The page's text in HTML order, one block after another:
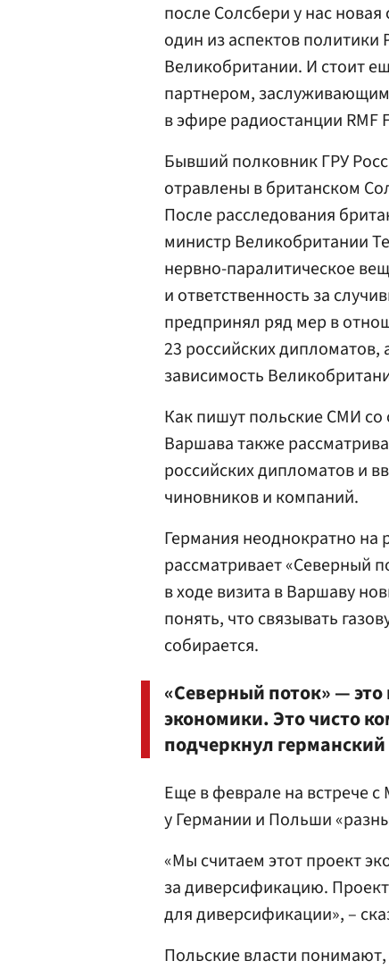
после Солсбери у нас
один из аспектов
Великобритании. И стоит
партнером,
в эфире радиостанции RMF
Бывший полковник ГРУ
отравлены в британском
После расследования
министр Великобритании
нервно-паралитическое
и ответственность за
предпринял ряд мер в
23 российских
зависимость
Как пишут польские СМИ со
Варшава также
российских дипломатов и
чиновников и компаний.
Германия неоднократно на
рассматривает «Северный
в ходе визита в Варшаву
понять, что связывать
собирается.
«Северный поток» —
экономики. Это чисто
подчеркнул
Еще в феврале на встрече
у Германии и Польши
«Мы считаем этот проект
за диверсификацию.
для диверсификации», –
Польские власти